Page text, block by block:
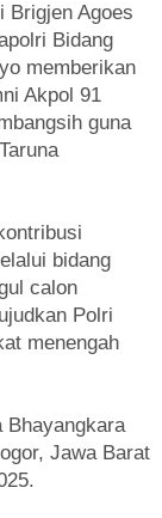
Brigjen Agoes
Bidang
memberikan
Akpol 91
guna
bidang
calon
Polri
menengah
Bhayangkara
Jawa Barat